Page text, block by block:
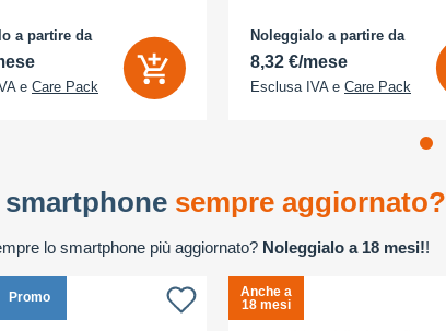
a partire da
e Care Pack
Noleggialo a partire da
8,32 €/mese
Esclusa IVA e Care Pack
sempre aggiornato?
lo smartphone più aggiornato? Noleggialo a 18 mesi!!
Promo
Anche a
18 mesi